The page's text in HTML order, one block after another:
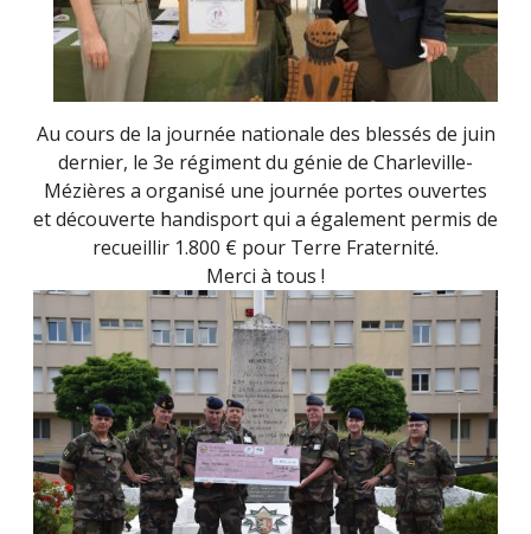
Au cours de la journée nationale des blessés de juin
dernier, le 3e régiment du génie de Charleville-
Mézières a organisé une journée portes ouvertes
et découverte handisport qui a également permis de
recueillir 1.800 € pour Terre Fraternité.
Merci à tous !